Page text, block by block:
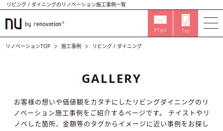
リビング / ダイニングのリノベーション施工事例一覧
リノベーションTOP 施工事例 リビング / ダイニング
GALLERY
お客様の想いや価値観をカタチにしたリビングダイニングのリ
ノベーション施工事例をご紹介するページです。
テイストやリ
ノベした箇所、金額等のタグからイメージに近い事例をお探し